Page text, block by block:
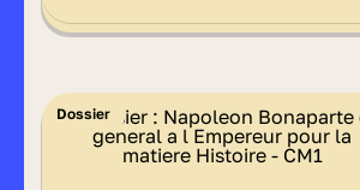
Dossier